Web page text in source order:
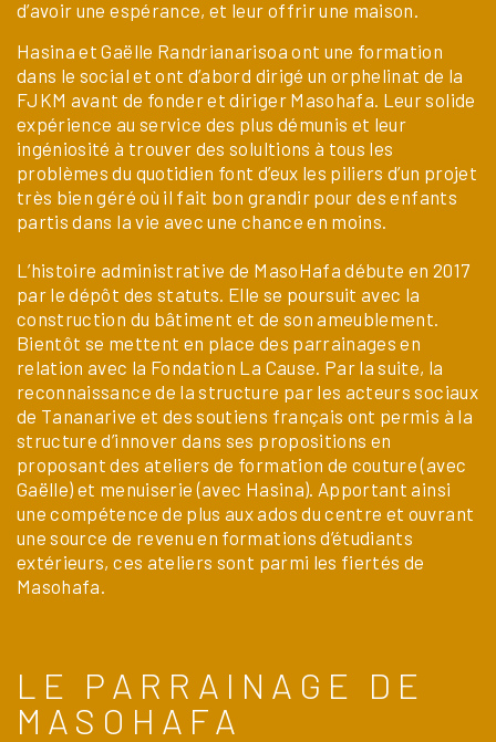
d’avoir une espérance, et leur offrir une maison.
Hasina et Gaëlle Randrianarisoa ont une formation
dans le social et ont d’abord dirigé un orphelinat de la
FJKM avant de fonder et diriger Masohafa. Leur solide
expérience au service des plus démunis et leur
ingéniosité à trouver des solultions à tous les
problèmes du quotidien font d’eux les piliers d’un projet
très bien géré où il fait bon grandir pour des enfants
partis dans la vie avec une chance en moins.
L’histoire administrative de MasoHafa débute en 2017
par le dépôt des statuts. Elle se poursuit avec la
construction du bâtiment et de son ameublement.
Bientôt se mettent en place des parrainages en
relation avec la Fondation La Cause. Par la suite, la
reconnaissance de la structure par les acteurs sociaux
de Tananarive et des soutiens français ont permis à la
structure d’innover dans ses propositions en
proposant des ateliers de formation de couture (avec
Gaëlle) et menuiserie (avec Hasina). Apportant ainsi
une compétence de plus aux ados du centre et ouvrant
une source de revenu en formations d’étudiants
extérieurs, ces ateliers sont parmi les fiertés de
Masohafa.
LE PARRAINAGE DE
MASOHAFA